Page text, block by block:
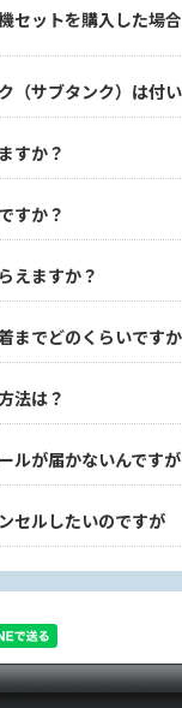
セットを購入した場
（サブタンク）は付
すか？
すか？
えますか？
までどのくらいです
法は？
ルが届かないんです
セルしたいのですが